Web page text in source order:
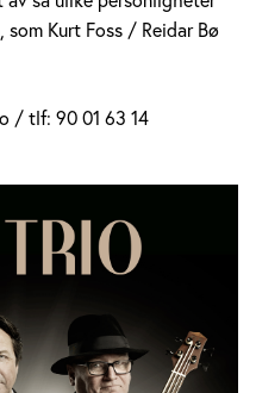
som Kurt Foss / Reidar Bø
/ tlf: 90 01 63 14